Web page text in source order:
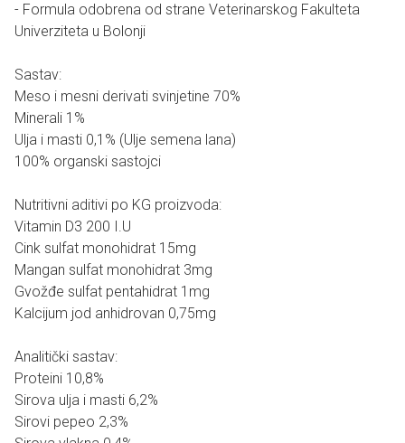
- Formula odobrena od strane Veterinarskog Fakulteta
Univerziteta u Bolonji
Sastav:
Meso i mesni derivati svinjetine 70%
Minerali 1%
Ulja i masti 0,1% (Ulje semena lana)
100% organski sastojci
Nutritivni aditivi po KG proizvoda:
Vitamin D3 200 I.U
Cink sulfat monohidrat 15mg
Mangan sulfat monohidrat 3mg
Gvožđe sulfat pentahidrat 1mg
Kalcijum jod anhidrovan 0,75mg
Analitički sastav:
Proteini 10,8%
Sirova ulja i masti 6,2%
Sirovi pepeo 2,3%